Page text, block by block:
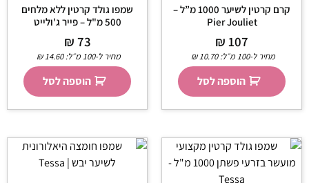
קרם קרטין לשיער 1000 מ”ל –
Pier Jouliet
₪ 107
מחיר ל-100 מ״ל: ₪10.70
הוספה לסל
שמפו גולד קרטין ללא מלחים
500 מ"ל – פייר ג'ולייט
₪73
מחיר ל-100 מ״ל: ₪14.60
הוספה לסל